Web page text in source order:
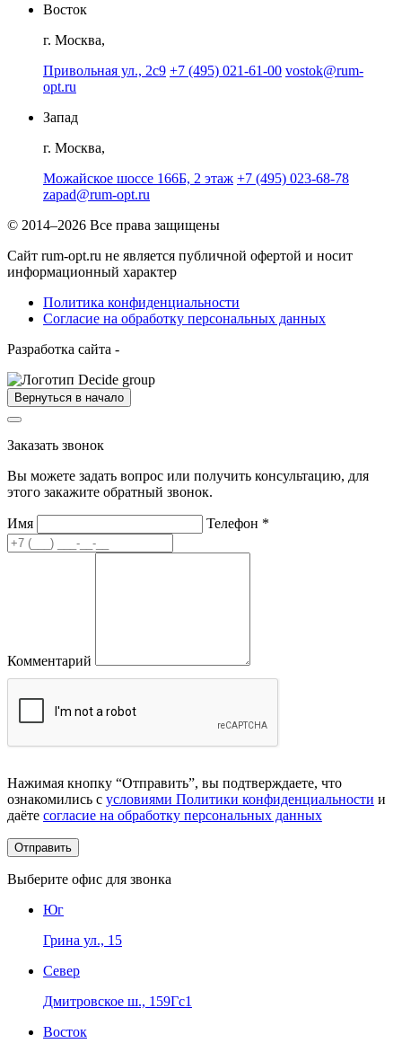
Восток
г. Москва,
Привольная ул., 2с9 +7 (495) 021-61-00 vostok@rum-
opt.ru
Запад
г. Москва,
Можайское шоссе 166Б, 2 этаж +7 (495) 023-68-78
zapad@rum-opt.ru
© 2014–2026 Все права защищены
Сайт rum-opt.ru не является публичной офертой и носит
информационный характер
Политика конфиденциальности
Согласие на обработку персональных данных
Разработка сайта -
Вернуться в начало
Заказать звонок
Вы можете задать вопрос или получить консультацию, для
этого закажите обратный звонок.
Имя Телефон *
Комментарий
Нажимая кнопку “Отправить”, вы подтверждаете, что
ознакомились с условиями Политики конфиденциальности и
даёте согласие на обработку персональных данных
Выберите офис для звонка
Юг
Грина ул., 15
Север
Дмитровское ш., 159Гс1
Восток